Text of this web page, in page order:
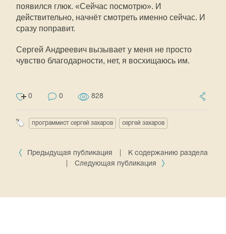
появился глюк. «Сейчас посмотрю». И
действительно, начнёт смотреть именно сейчас. И
сразу поправит.
Сергей Андреевич вызывает у меня не просто
чувство благодарности, нет, я восхищаюсь им.
0 0 828
программист сергей захаров сергей захаров
Предыдущая публикация
К содержанию раздела
Следующая публикация